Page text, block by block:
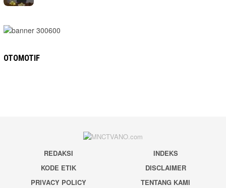
OTOMOTIF
REDAKSI
INDEKS
KODE ETIK
DISCLAIMER
PRIVACY POLICY
TENTANG KAMI